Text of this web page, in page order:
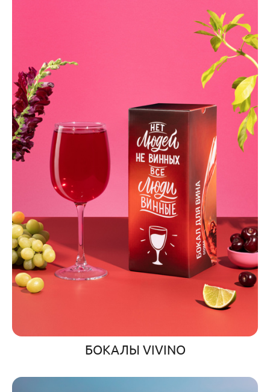
БОКАЛЫ VIVINO